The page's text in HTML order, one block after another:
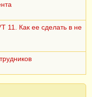
11. Как ее сделать в не